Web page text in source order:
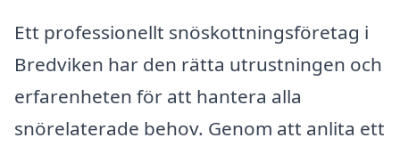
Ett professionellt snöskottningsföretag i
Bredviken har den rätta utrustningen och
erfarenheten för att hantera alla
snörelaterade behov. Genom att anlita ett